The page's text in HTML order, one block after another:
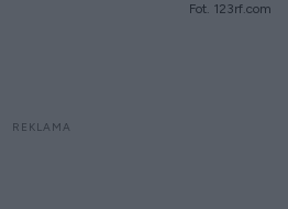
Fot. 123rf.com